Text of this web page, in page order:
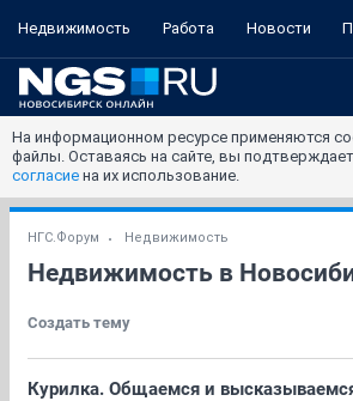
Недвижимость Работа Новости
На информационном ресурсе применяются
файлы. Оставаясь на сайте, вы
согласие на их использование.
НГС.Форум Недвижимость
Недвижимость в
Создать тему
Курилка. Общаемся и